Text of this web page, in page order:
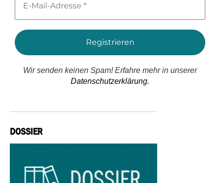
Mail-
*
Wir senden keinen Spam! Erfahre mehr in unserer
Datenschutzerklärung.
DOSSIER